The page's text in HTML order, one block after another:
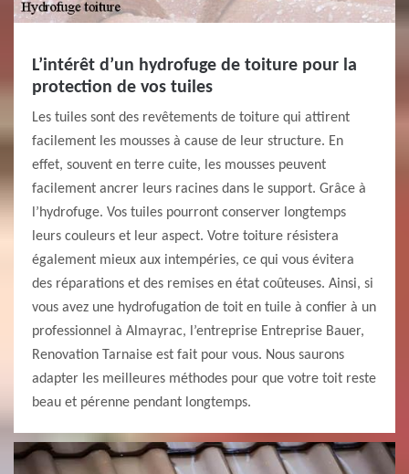
L’intérêt d’un hydrofuge de toiture pour la
protection de vos tuiles
Les tuiles sont des revêtements de toiture qui attirent
facilement les mousses à cause de leur structure. En
effet, souvent en terre cuite, les mousses peuvent
facilement ancrer leurs racines dans le support. Grâce à
l’hydrofuge. Vos tuiles pourront conserver longtemps
leurs couleurs et leur aspect. Votre toiture résistera
également mieux aux intempéries, ce qui vous évitera
des réparations et des remises en état coûteuses. Ainsi, si
vous avez une hydrofugation de toit en tuile à confier à un
professionnel à Almayrac, l’entreprise Entreprise Bauer,
Renovation Tarnaise est fait pour vous. Nous saurons
adapter les meilleures méthodes pour que votre toit reste
beau et pérenne pendant longtemps.